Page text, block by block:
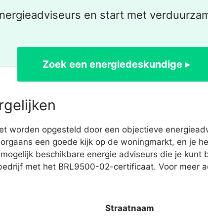
en start met
Zoek een energiedeskundige ▸
worden opgesteld door een objectieve
een goede kijk op de woningmarkt, en je
beschikbare energie adviseurs die je kunt
met het BRL9500-02-certificaat. Voor meer
Straatnaam